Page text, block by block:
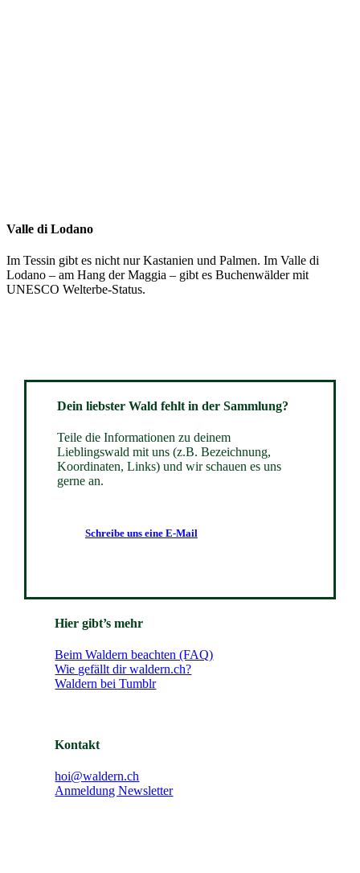
Valle di Lodano
Im Tessin gibt es nicht nur Kastanien und Palmen. Im Valle di
Lodano – am Hang der Maggia – gibt es Buchenwälder mit
UNESCO Welterbe-Status.
Dein liebster Wald fehlt in der Sammlung?
Teile die Informationen zu deinem
Lieblingswald mit uns (z.B. Bezeichnung,
Koordinaten, Links) und wir schauen es uns
gerne an.
Schreibe uns eine E-Mail
Hier gibt’s mehr
Beim Waldern beachten (FAQ)
Wie gefällt dir waldern.ch?
Waldern bei Tumblr
Kontakt
hoi@waldern.ch
Anmeldung Newsletter